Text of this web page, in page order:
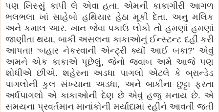
પણ ખિસ્સું કાપી લે એવા હતા. એમની કાકાગીરી આગળ
ભલભલા ખાં સાહેબો હથિયાર હેઠા મૂકી દેતા. અનુ મલિક
અને કમાલ આર. ખાન જેવા પકાઉ લોકો તો હમણાં હમણાં
જાણીતા થયા, બાકી અસલના કાકાઓનું ઈન્સ્ટન્ટ દહીં કરી
આપતા! ‘બહાર નેકરવાની એન્ટ્રી ક્યોં આઈ બકા?’ એવું
અમને એક કાકાએ પૂછેલું, જેનો જવાબ અમે આજે પણ
શોધીએ છીએ. શહેરના અડધા પાગલો એટલે કે બ્રાન્ડેડ
પાગલોની કુલ સંખ્યાના અડધા, અને બાકીના છુટ્ટા ફરતા
અર્ધપાગલો એ કાકાઓની દેણ છે એવું હજુ મનાય છે. એ
સમયના પ્રવર્તમાન માનાંકોની મર્યાદામાં રહીને આવતી જતી